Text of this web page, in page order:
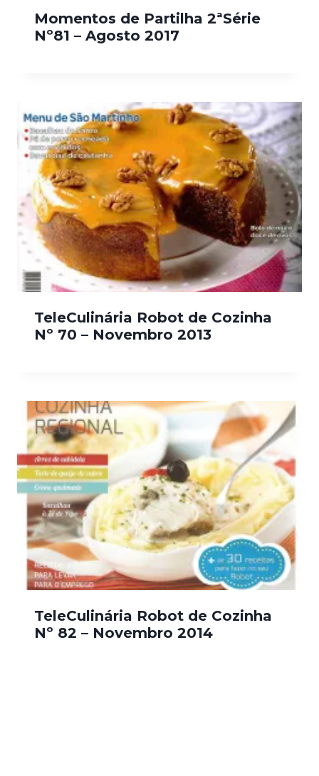
Momentos de Partilha 2ªSérie
Nº81 – Agosto 2017
TeleCulinária Robot de Cozinha
Nº 70 – Novembro 2013
TeleCulinária Robot de Cozinha
Nº 82 – Novembro 2014